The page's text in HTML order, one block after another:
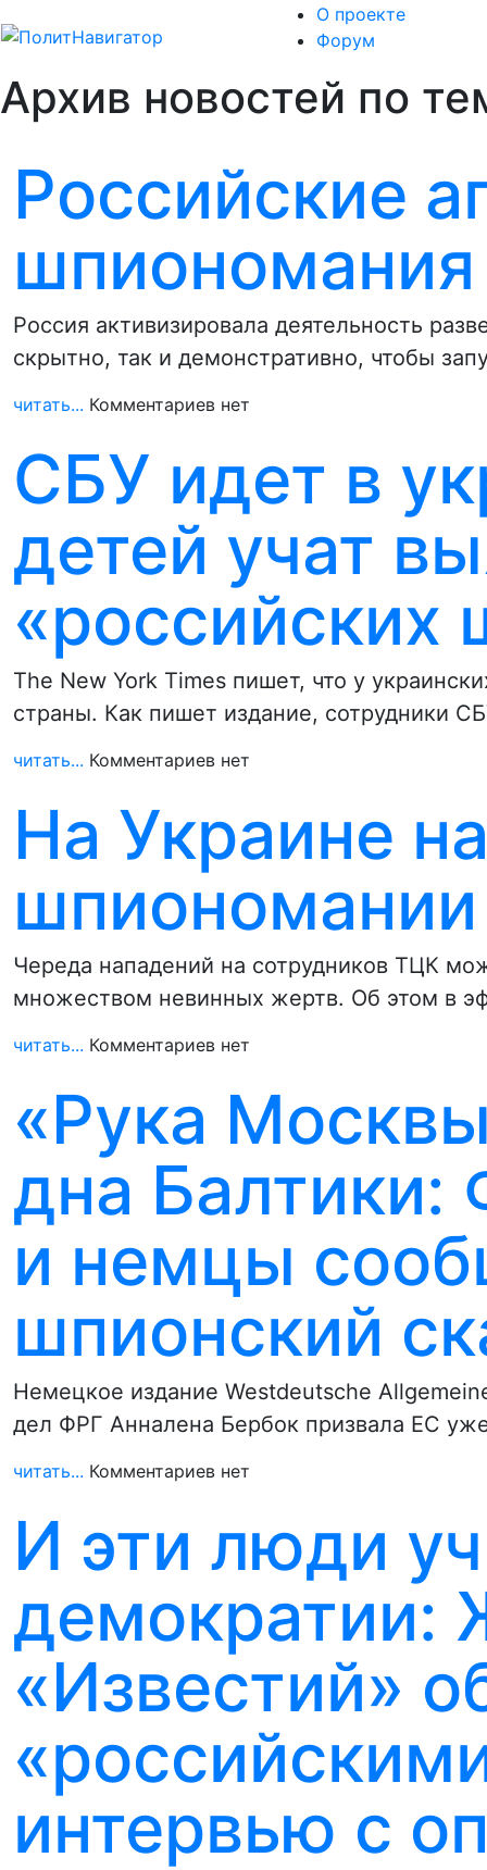
О проекте
Форум
Архив новостей по
Российские
Россия активизировала деятельность
скрытно, так и демонстративно, чтобы
читать... Комментариев нет
СБУ идет в
детей учат
«российских
The New York Times пишет, что у
страны. Как пишет издание, сотрудники
читать... Комментариев нет
На Украине
шпиономании
Череда нападений на сотрудников ТЦК
множеством невинных жертв. Об этом в
читать... Комментариев нет
«Рука
дна
и немцы
шпионский
Немецкое издание Westdeutsche
дел ФРГ Анналена Бербок призвала ЕС
читать... Комментариев нет
И эти люди
демократии:
«Известий»
интервью с